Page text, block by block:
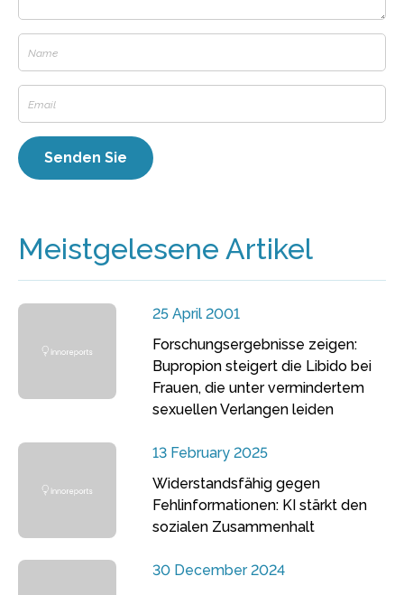
Meistgelesene Artikel
25 April 2001
Forschungsergebnisse zeigen:
Bupropion steigert die Libido bei
Frauen, die unter vermindertem
sexuellen Verlangen leiden
13 February 2025
Widerstandsfähig gegen
Fehlinformationen: KI stärkt den
sozialen Zusammenhalt
30 December 2024